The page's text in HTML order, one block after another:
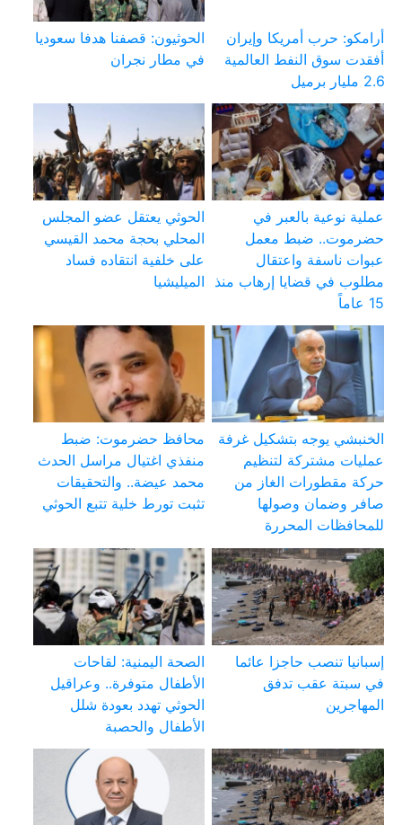
أرامكو: حرب أمريكا وإيران
أفقدت سوق النفط العالمية
2.6 مليار برميل
الحوثيون: قصفنا هدفا سعوديا
في مطار نجران
عملية نوعية بالعبر في
حضرموت.. ضبط معمل
عبوات ناسفة واعتقال
مطلوب في قضايا إرهاب منذ
15 عاماً
الحوثي يعتقل عضو المجلس
المحلي بحجة محمد القيسي
على خلفية انتقاده فساد
الميليشيا
الخنبشي يوجه بتشكيل غرفة
عمليات مشتركة لتنظيم
حركة مقطورات الغاز من
صافر وضمان وصولها
للمحافظات المحررة
محافظ حضرموت: ضبط
منفذي اغتيال مراسل الحدث
محمد عيضة.. والتحقيقات
تثبت تورط خلية تتبع الحوثي
إسبانيا تنصب حاجزا عائما
في سبتة عقب تدفق
المهاجرين
الصحة اليمنية: لقاحات
الأطفال متوفرة.. وعراقيل
الحوثي تهدد بعودة شلل
الأطفال والحصبة